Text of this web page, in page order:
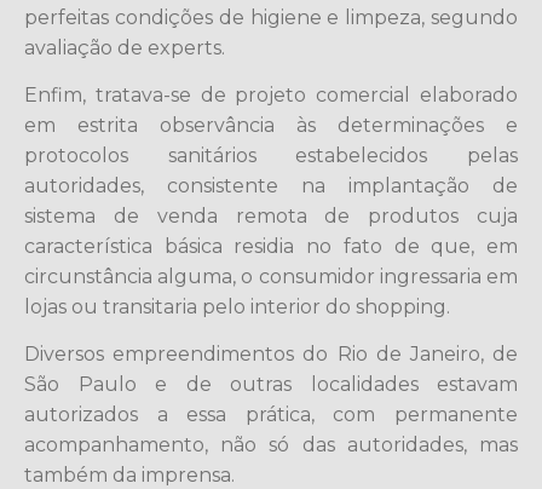
perfeitas condições de higiene e limpeza, segundo
avaliação de experts.
Enfim, tratava-se de projeto comercial elaborado
em estrita observância às determinações e
protocolos sanitários estabelecidos pelas
autoridades, consistente na implantação de
sistema de venda remota de produtos cuja
característica básica residia no fato de que, em
circunstância alguma, o consumidor ingressaria em
lojas ou transitaria pelo interior do shopping.
Diversos empreendimentos do Rio de Janeiro, de
São Paulo e de outras localidades estavam
autorizados a essa prática, com permanente
acompanhamento, não só das autoridades, mas
também da imprensa.